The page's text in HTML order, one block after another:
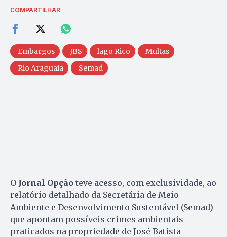
COMPARTILHAR
Embargos JBS lago Rico
Multas
Rio Araguaia
Semad
O Jornal Opção teve acesso, com exclusividade, ao
relatório detalhado da Secretária de Meio
Ambiente e Desenvolvimento Sustentável (Semad)
que apontam possíveis crimes ambientais
praticados na propriedade de José Batista